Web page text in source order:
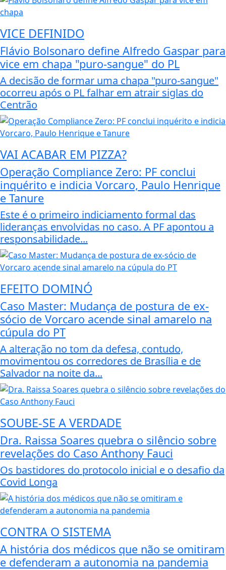
VICE DEFINIDO
Flávio Bolsonaro define Alfredo Gaspar para
vice em chapa "puro-sangue" do PL
A decisão de formar uma chapa "puro-sangue"
ocorreu após o PL falhar em atrair siglas do
Centrão
VAI ACABAR EM PIZZA?
Operação Compliance Zero: PF conclui
inquérito e indicia Vorcaro, Paulo Henrique
e Tanure
Este é o primeiro indiciamento formal das
lideranças envolvidas no caso. A PF apontou a
responsabilidade...
EFEITO DOMINÓ
Caso Master: Mudança de postura de ex-
sócio de Vorcaro acende sinal amarelo na
cúpula do PT
A alteração no tom da defesa, contudo,
movimentou os corredores de Brasília e de
Salvador na noite da...
SOUBE-SE A VERDADE
Dra. Raissa Soares quebra o silêncio sobre
revelações do Caso Anthony Fauci
Os bastidores do protocolo inicial e o desafio da
Covid Longa
CONTRA O SISTEMA
A história dos médicos que não se omitiram
e defenderam a autonomia na pandemia